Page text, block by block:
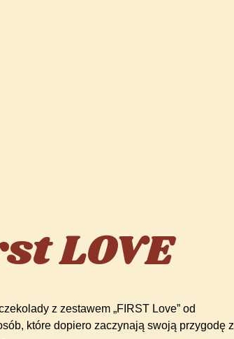
LOVE
z zestawem „FIRST Love” od
które dopiero zaczynają swoją przygodę z